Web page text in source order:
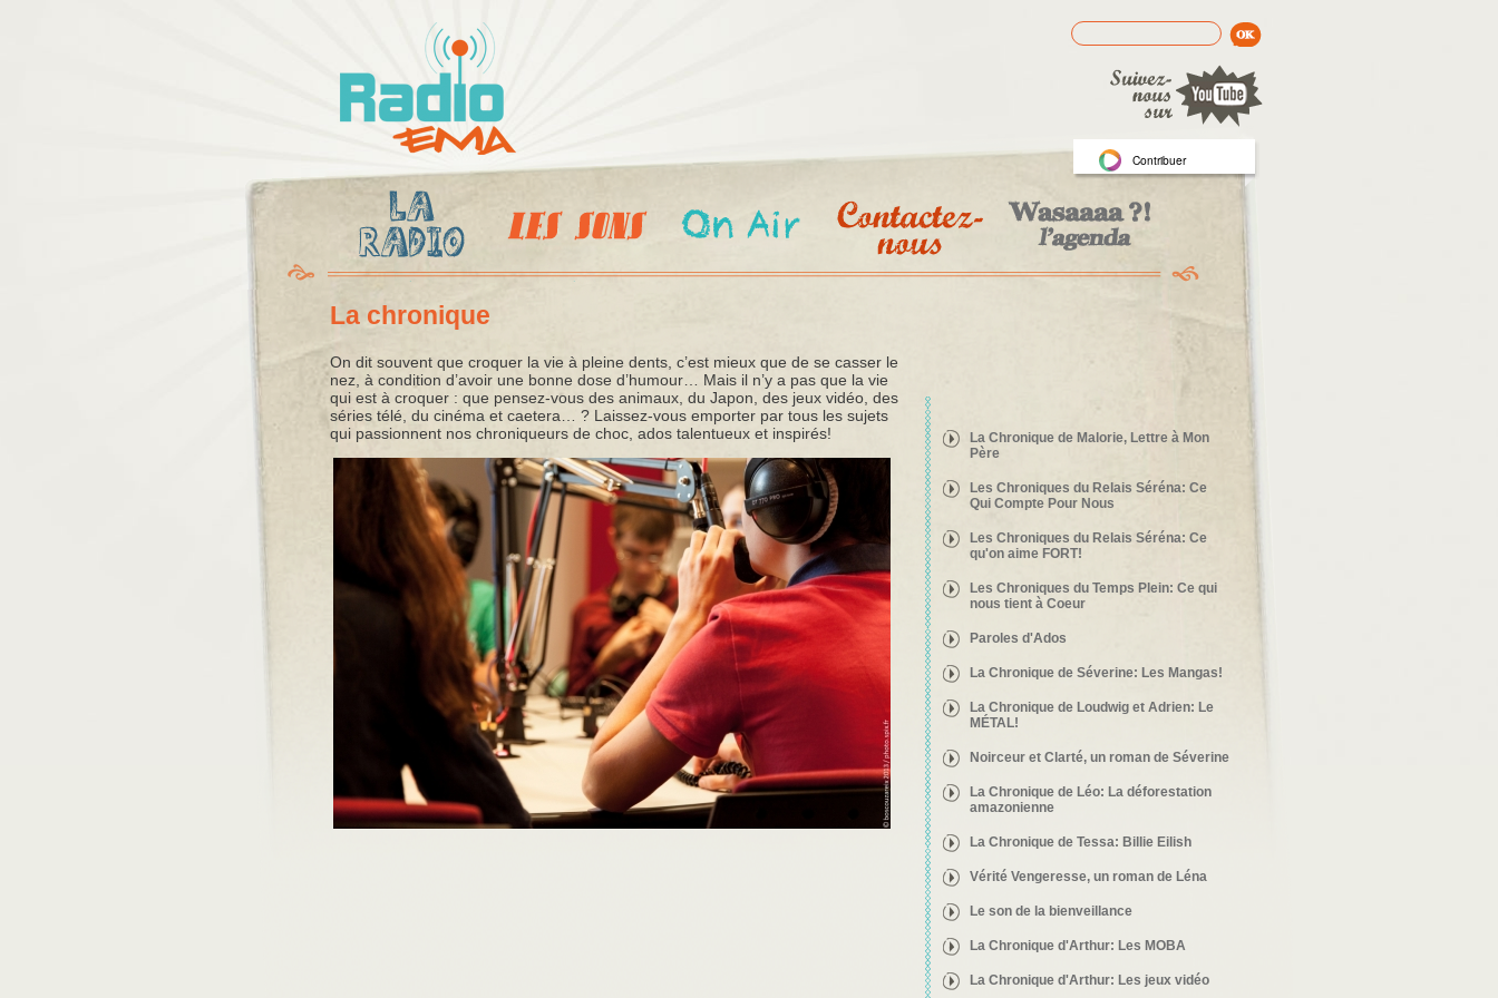
Formulaire de recherche
Rechercher
Contribuer
La chronique
On dit souvent que croquer la vie à pleine dents, c’est mieux que de se casser le
nez, à condition d’avoir une bonne dose d’humour… Mais il n’y a pas que la vie
qui est à croquer : que pensez-vous des animaux, du Japon, des jeux vidéo, des
séries télé, du cinéma et caetera… ? Laissez-vous emporter par tous les sujets
qui passionnent nos chroniqueurs de choc, ados talentueux et inspirés!
La Chronique de Malorie, Lettre à Mon
Père
Les Chroniques du Relais Séréna: Ce
Qui Compte Pour Nous
Les Chroniques du Relais Séréna: Ce
qu'on aime FORT!
Les Chroniques du Temps Plein: Ce qui
nous tient à Coeur
Paroles d'Ados
La Chronique de Séverine: Les Mangas!
La Chronique de Loudwig et Adrien: Le
MÉTAL!
Noirceur et Clarté, un roman de Séverine
La Chronique de Léo: La déforestation
amazonienne
La Chronique de Tessa: Billie Eilish
Vérité Vengeresse, un roman de Léna
Le son de la bienveillance
La Chronique d'Arthur: Les MOBA
La Chronique d'Arthur: Les jeux vidéo